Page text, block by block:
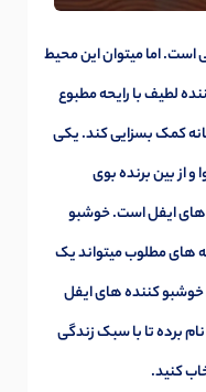
است. اما میتوان این محیط
لطیف با رایحه مطبوع
کمک بسزایی کند. یکی
و از بین برنده بوی
های ایفل است. خوشبو
های مطلوب میتواند یک
خوشبو کننده های ایفل
نام برده تا با سبک زندگی
کنید.